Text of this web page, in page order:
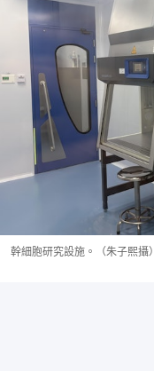
幹細胞研究設施。（朱子熙攝）